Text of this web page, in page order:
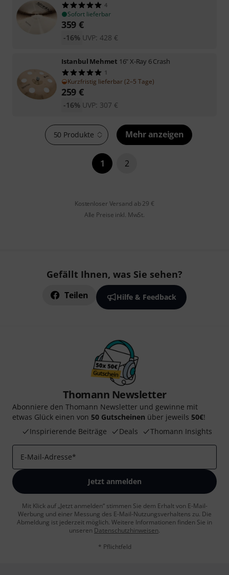
4
Sofort lieferbar
359 €
UVP: 428 €
-16%
Istanbul Mehmet 16" X-Ray 6 Crash
1
Kurzfristig lieferbar (2–5 Tage)
259 €
UVP: 307 €
-16%
50 Produkte Mehr anzeigen
1 2
Kostenloser Versand ab 29 €
Alle Preise inkl. MwSt.
Gefällt Ihnen, was Sie sehen?
Teilen Hilfe & Feedback
Thomann Newsletter
Abonniere den Thomann Newsletter und gewinne mit
etwas Glück einen von 50 Gutscheinen über jeweils 50€!
Inspirierende Beiträge
Deals Thomann Insights
E-Mail-Adresse*
Jetzt anmelden
Mit Klick auf „Jetzt anmelden“ stimmen Sie dem Erhalt von E-Mail-
Werbung und einer Messung des E-Mail-Nutzungsverhaltens zu. Die
Abmeldung ist jederzeit möglich. Weitere Informationen finden Sie in
unseren Datenschutzhinweisen.
* Pflichtfeld